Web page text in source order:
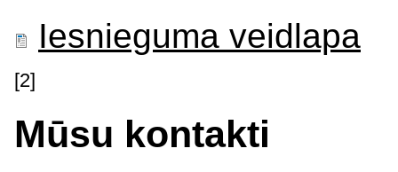
Iesnieguma veidlapa
[2]
Mūsu kontakti